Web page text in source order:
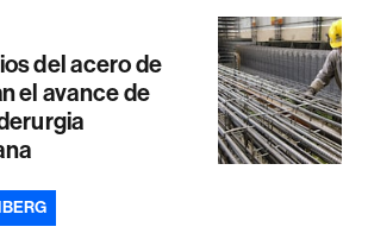
del acero de
el avance de